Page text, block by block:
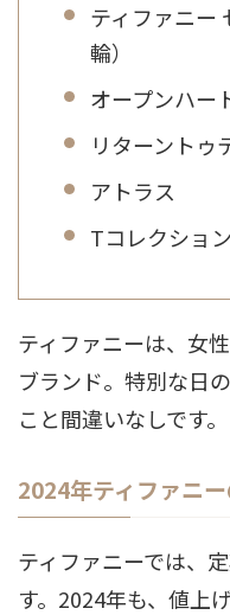
ティファニー
輪）
オープンハー
リターントゥ
アトラス
Tコレクション
ティファニーは、女
ブランド。特別な日
こと間違いなしです。
2024年ティファニ
ティファニーでは、
す。2024年も、値上